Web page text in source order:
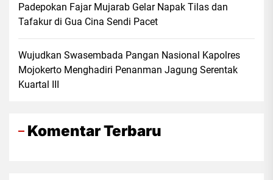
Padepokan Fajar Mujarab Gelar Napak Tilas dan
Tafakur di Gua Cina Sendi Pacet
Wujudkan Swasembada Pangan Nasional Kapolres
Mojokerto Menghadiri Penanman Jagung Serentak
Kuartal III
Komentar Terbaru